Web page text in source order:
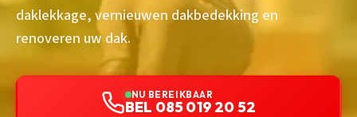
daklekkage, vernieuwen dakbedekking en
renoveren uw dak.
NU BEREIKBAAR
BEL 085 019 20 52